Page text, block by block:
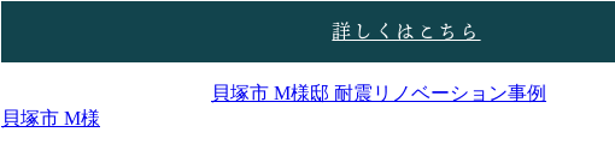
詳しくはこちら
貝塚市 M様